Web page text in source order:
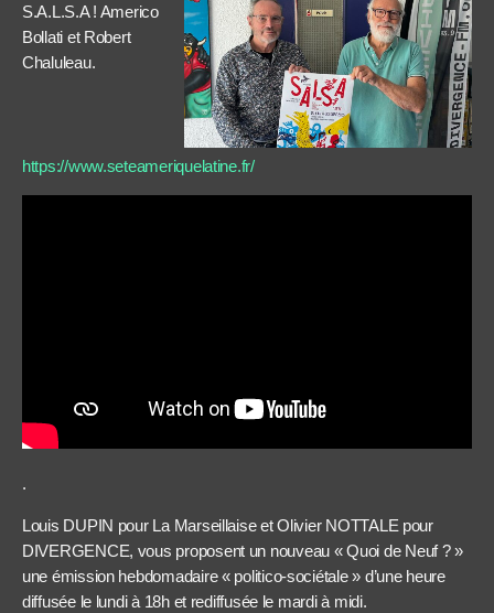
S.A.L.S.A ! Americo
Bollati et Robert
Chaluleau.
https://www.seteameriquelatine.fr/
.
Louis DUPIN pour La Marseillaise et Olivier NOTTALE pour
DIVERGENCE, vous proposent un nouveau « Quoi de Neuf ? »
une émission hebdomadaire « politico-sociétale » d’une heure
diffusée le lundi à 18h et rediffusée le mardi à midi.